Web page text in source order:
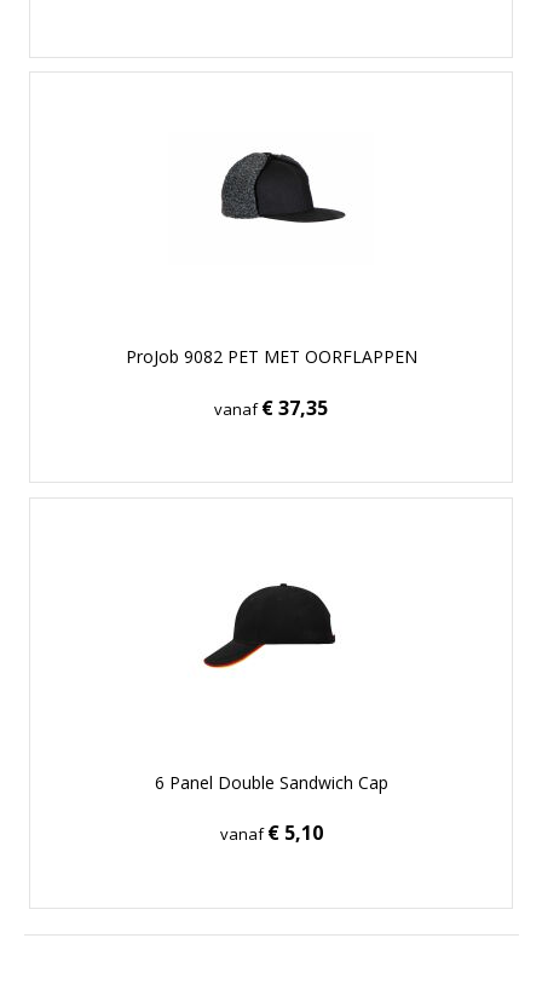
ProJob 9082 PET MET OORFLAPPEN
vanaf€ 37,35
6 Panel Double Sandwich Cap
vanaf€ 5,10